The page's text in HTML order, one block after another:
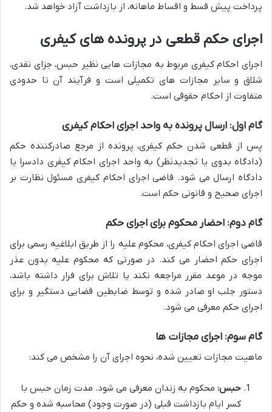
پرداخت پیش قسط و اقساط ماهانه، از بازداشت آزاد خواهد شد.
اجرای حکم قطعی در پرونده های کیفری
اجرای احکام کیفری مربوط به مجازات هایی نظیر حبس، جزای نقدی،
شلاق و سایر مجازات های تکمیلی است و فرآیند آن تا حدودی
متفاوت از احکام حقوقی است.
گام اول: ارسال پرونده به واحد اجرای احکام کیفری
پس از قطعی شدن حکم کیفری، پرونده از مرجع صادرکننده حکم
(دادگاه بدوی یا تجدیدنظر) به واحد اجرای احکام کیفری دادسرا یا
دادگاه ارسال می شود. قاضی اجرای احکام کیفری مسئول نظارت بر
اجرای صحیح و قانونی حکم است.
گام دوم: احضار محکوم برای اجرای حکم
قاضی اجرای احکام کیفری، محکوم علیه را از طریق ابلاغیه رسمی برای
اجرای حکم احضار می کند. در صورتی که محکوم علیه بدون عذر
موجه در موعد مقرر مراجعه نکند یا تلاش برای فرار داشته باشد،
دستور جلب او صادر شده و توسط ضابطین قضایی دستگیر و برای
اجرای حکم معرفی می شود.
گام سوم: اجرای مجازات ها
ماهیت مجازات تعیین شده، نحوه اجرای آن را مشخص می کند:
حبس: محکوم به زندان معرفی می شود. مدت زمان حبس با
کسر ایام بازداشت قبلی (در صورت وجود) محاسبه شده و حکم